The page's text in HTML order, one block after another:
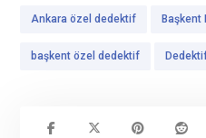
Ankara özel dedektif Başkent
başkent özel dedektif